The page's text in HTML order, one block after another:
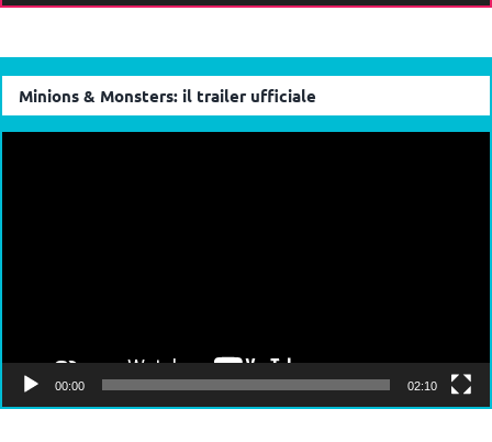
Minions & Monsters: il trailer ufficiale
00:00 02:10